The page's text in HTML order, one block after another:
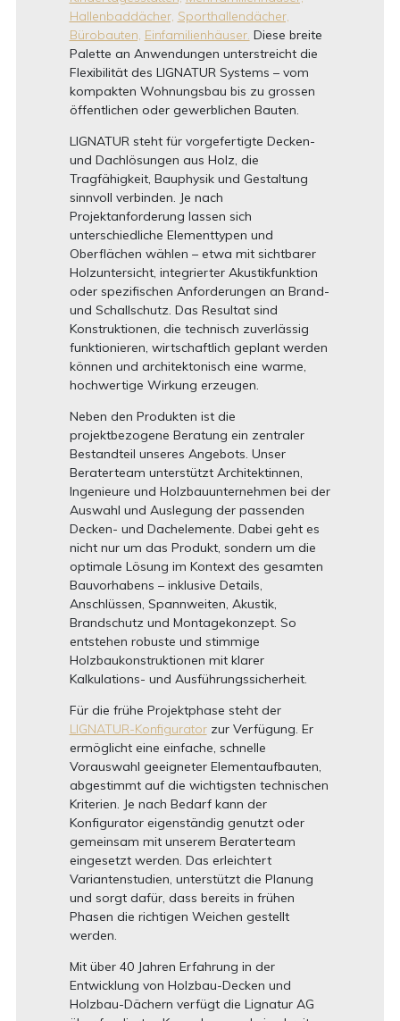
Hallenbaddächer, Sporthallendächer,
Bürobauten, Einfamilienhäuser. Diese breite
Palette an Anwendungen unterstreicht die
Flexibilität des LIGNATUR Systems – vom
kompakten Wohnungsbau bis zu grossen
öffentlichen oder gewerblichen Bauten.
LIGNATUR steht für vorgefertigte Decken-
und Dachlösungen aus Holz, die
Tragfähigkeit, Bauphysik und Gestaltung
sinnvoll verbinden. Je nach
Projektanforderung lassen sich
unterschiedliche Elementtypen und
Oberflächen wählen – etwa mit sichtbarer
Holzuntersicht, integrierter Akustikfunktion
oder spezifischen Anforderungen an Brand-
und Schallschutz. Das Resultat sind
Konstruktionen, die technisch zuverlässig
funktionieren, wirtschaftlich geplant werden
können und architektonisch eine warme,
hochwertige Wirkung erzeugen.
Neben den Produkten ist die
projektbezogene Beratung ein zentraler
Bestandteil unseres Angebots. Unser
Beraterteam unterstützt Architektinnen,
Ingenieure und Holzbauunternehmen bei der
Auswahl und Auslegung der passenden
Decken- und Dachelemente. Dabei geht es
nicht nur um das Produkt, sondern um die
optimale Lösung im Kontext des gesamten
Bauvorhabens – inklusive Details,
Anschlüssen, Spannweiten, Akustik,
Brandschutz und Montagekonzept. So
entstehen robuste und stimmige
Holzbaukonstruktionen mit klarer
Kalkulations- und Ausführungssicherheit.
Für die frühe Projektphase steht der
LIGNATUR-Konfiguratorzur Verfügung. Er
ermöglicht eine einfache, schnelle
Vorauswahl geeigneter Elementaufbauten,
abgestimmt auf die wichtigsten technischen
Kriterien. Je nach Bedarf kann der
Konfigurator eigenständig genutzt oder
gemeinsam mit unserem Beraterteam
eingesetzt werden. Das erleichtert
Variantenstudien, unterstützt die Planung
und sorgt dafür, dass bereits in frühen
Phasen die richtigen Weichen gestellt
werden.
Mit über 40 Jahren Erfahrung in der
Entwicklung von Holzbau-Decken und
Holzbau-Dächern verfügt die Lignatur AG